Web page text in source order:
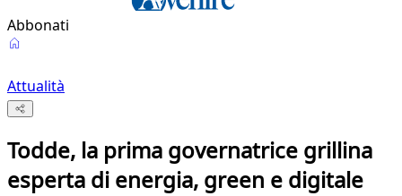
Abbonati
Attualità
Todde, la prima governatrice grillina
esperta di energia, green e digitale